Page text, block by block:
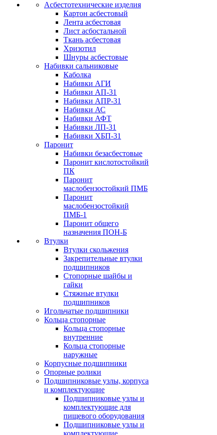
Асбестотехнические изделия
Картон асбестовый
Лента асбестовая
Лист асбостальной
Ткань асбестовая
Хризотил
Шнуры асбестовые
Набивки сальниковые
Каболка
Набивки АГИ
Набивки АП-31
Набивки АПР-31
Набивки АС
Набивки АФТ
Набивки ЛП-31
Набивки ХБП-31
Паронит
Набивки безасбестовые
Паронит кислотостойкий
ПК
Паронит
маслобензостойкий ПМБ
Паронит
маслобензостойкий
ПМБ-1
Паронит общего
назначения ПОН-Б
Втулки
Втулки скольжения
Закрепительные втулки
подшипников
Стопорные шайбы и
гайки
Стяжные втулки
подшипников
Игольчатые подшипники
Кольца стопорные
Кольца стопорные
внутренние
Кольца стопорные
наружные
Корпусные подшипники
Опорные ролики
Подшипниковые узлы, корпуса
и комплектующие
Подшипниковые узлы и
комплектующие для
пищевого оборудования
Подшипниковые узлы и
комплектующие